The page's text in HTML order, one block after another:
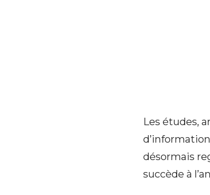
Les études,
désormais
succède à